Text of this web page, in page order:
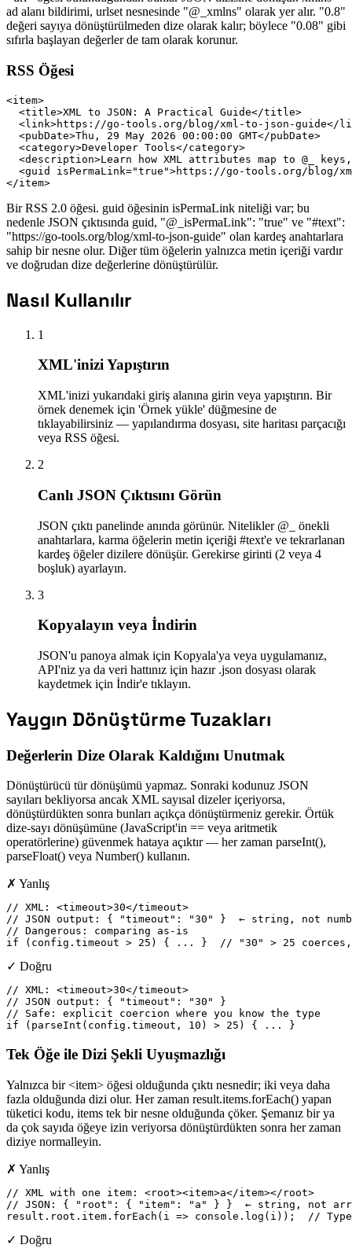
ad alanı bildirimi, urlset nesnesinde "@_xmlns" olarak yer alır. "0.8"
değeri sayıya dönüştürülmeden dize olarak kalır; böylece "0.08" gibi
sıfırla başlayan değerler de tam olarak korunur.
RSS Öğesi
<item>
  <title>XML to JSON: A Practical Guide</title>
<link>https://go-tools.org/blog/xml-to-json-guide</
  <pubDate>Thu, 29 May 2026 00:00:00 GMT</pubDate>
  <category>Developer Tools</category>
<description>Learn how XML attributes map to @_
<guid isPermaLink="true">https://go-tools.org/blog/
</item>
Bir RSS 2.0 öğesi. guid öğesinin isPermaLink niteliği var; bu
nedenle JSON çıktısında guid, "@_isPermaLink": "true" ve "#text":
"https://go-tools.org/blog/xml-to-json-guide" olan kardeş anahtarlara
sahip bir nesne olur. Diğer tüm öğelerin yalnızca metin içeriği vardır
ve doğrudan dize değerlerine dönüştürülür.
Nasıl Kullanılır
1
XML'inizi Yapıştırın
XML'inizi yukarıdaki giriş alanına girin veya yapıştırın. Bir
örnek denemek için 'Örnek yükle' düğmesine de
tıklayabilirsiniz — yapılandırma dosyası, site haritası parçacığı
veya RSS öğesi.
2
Canlı JSON Çıktısını Görün
JSON çıktı panelinde anında görünür. Nitelikler @_ önekli
anahtarlara, karma öğelerin metin içeriği #text'e ve tekrarlanan
kardeş öğeler dizilere dönüşür. Gerekirse girinti (2 veya 4
boşluk) ayarlayın.
3
Kopyalayın veya İndirin
JSON'u panoya almak için Kopyala'ya veya uygulamanız,
API'niz ya da veri hattınız için hazır .json dosyası olarak
kaydetmek için İndir'e tıklayın.
Yaygın Dönüştürme Tuzakları
Değerlerin Dize Olarak Kaldığını Unutmak
Dönüştürücü tür dönüşümü yapmaz. Sonraki kodunuz JSON
sayıları bekliyorsa ancak XML sayısal dizeler içeriyorsa,
dönüştürdükten sonra bunları açıkça dönüştürmeniz gerekir. Örtük
dize-sayı dönüşümüne (JavaScript'in == veya aritmetik
operatörlerine) güvenmek hataya açıktır — her zaman parseInt(),
parseFloat() veya Number() kullanın.
✗ Yanlış
// XML: <timeout>30</timeout>
// JSON output: { "timeout": "30" }  ← string, not
// Dangerous: comparing as-is
if (config.timeout > 25) { ... }  // "30" > 25
✓ Doğru
// XML: <timeout>30</timeout>
// JSON output: { "timeout": "30" }
// Safe: explicit coercion where you know the type
if (parseInt(config.timeout, 10) > 25) { ... }
Tek Öğe ile Dizi Şekli Uyuşmazlığı
Yalnızca bir <item> öğesi olduğunda çıktı nesnedir; iki veya daha
fazla olduğunda dizi olur. Her zaman result.items.forEach() yapan
tüketici kodu, items tek bir nesne olduğunda çöker. Şemanız bir ya
da çok sayıda öğeye izin veriyorsa dönüştürdükten sonra her zaman
diziye normalleyin.
✗ Yanlış
// XML with one item: <root><item>a</item></root>
// JSON: { "root": { "item": "a" } }  ← string, not
result.root.item.forEach(i => console.log(i));  //
✓ Doğru